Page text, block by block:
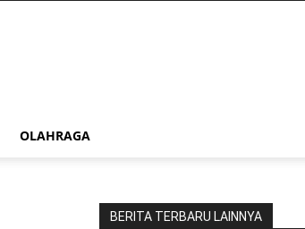
OLAHRAGA
BERITA TERBARU LAINNYA